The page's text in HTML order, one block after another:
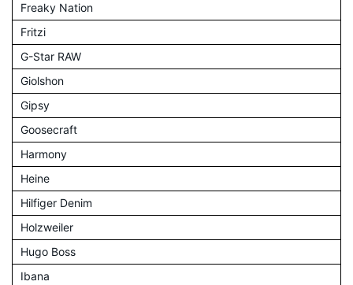
Freaky Nation
Fritzi
G-Star RAW
Giolshon
Gipsy
Goosecraft
Harmony
Heine
Hilfiger Denim
Holzweiler
Hugo Boss
Ibana